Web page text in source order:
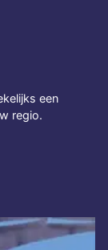
een
regio.